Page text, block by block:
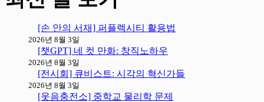
[손 안의 서재] 퍼플렉시티 활용법
2026년 8월 3일
[챗GPT] 네 컷 만화: 창직노하우
2026년 8월 3일
[전시회] 큐비스트: 시각의 혁신가들
2026년 8월 3일
[웃음충전소] 중학교 물리학 문제